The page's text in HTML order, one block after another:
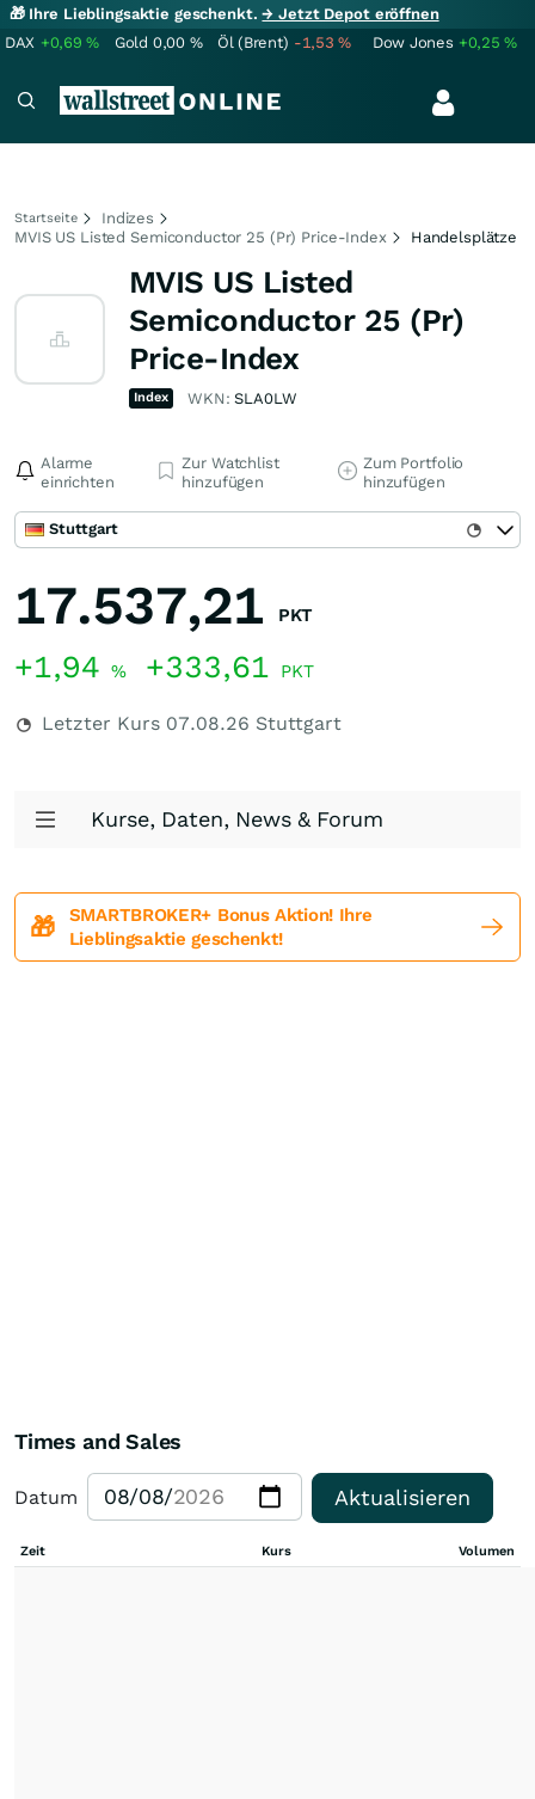
🎁 Ihre Lieblingsaktie geschenkt.→ Jetzt Depot eröffnen
DAX +0,69% Gold 0,00 % Öl (Brent) -1,53% Dow Jones +0,25%
Startseite
Indizes
MVIS US Listed Semiconductor 25 (Pr) Price-Index
Handelsplätze
MVIS US Listed
Semiconductor 25 (Pr)
Price-Index
Index WKN:SLA0LW
Alarme
einrichten
Zur Watchlist
hinzufügen
Zum Portfolio
hinzufügen
Stuttgart
17.537,21 PKT
+1,94 % +333,61 PKT
Letzter Kurs 07.08.26 Stuttgart
Kurse, Daten, News & Forum
🎁
SMARTBROKER+ Bonus Aktion! Ihre
Lieblingsaktie geschenkt!
Times and Sales
Datum Aktualisieren
Zeit Kurs Volumen